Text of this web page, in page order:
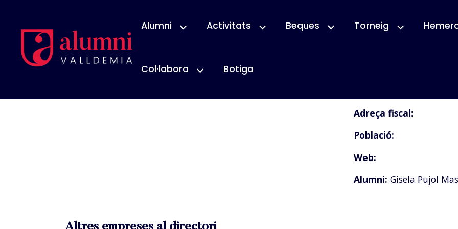
Alumni Activitats Beques Torneig
Col·labora
Botiga
Adreça fiscal:
Població:
Web:
Alumni: Gisela Pujol Mas